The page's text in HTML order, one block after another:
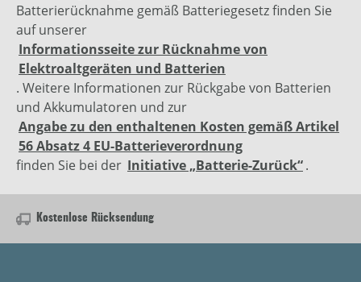
Batterierücknahme gemäß Batteriegesetz finden Sie
auf unserer
Informationsseite zur Rücknahme von
Elektroaltgeräten und Batterien
. Weitere Informationen zur Rückgabe von Batterien
und Akkumulatoren und zur
Angabe zu den enthaltenen Kosten gemäß Artikel
56 Absatz 4 EU-Batterieverordnung
finden Sie bei der Initiative „Batterie-Zurück“.
Kostenlose Rücksendung